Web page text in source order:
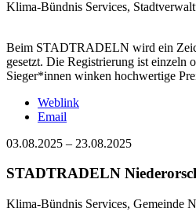
Klima-Bündnis Services,
Beim STADTRADELN wird ein
gesetzt. Die Registrierung ist einzeln
Sieger*innen winken hochwertige
Weblink
Email
03.08.2025 – 23.08.2025
STADTRADELN
Klima-Bündnis Services, Gemeinde